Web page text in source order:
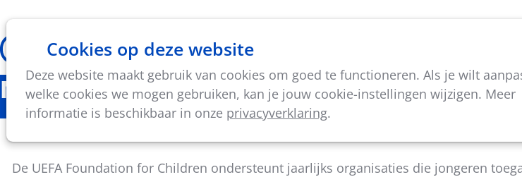
Cookies op deze website
Deze website maakt gebruik van cookies om goed te functioneren. Als je wilt
welke cookies we mogen gebruiken, kan je jouw cookie-instellingen wijzigen. Meer
informatie is beschikbaar in onze privacyverklaring.
Thema's Vorming & activiteiten
Nieuws
Projectoproep UEFA foundation for
De UEFA Foundation for Children ondersteunt jaarlijks organisaties die jongeren